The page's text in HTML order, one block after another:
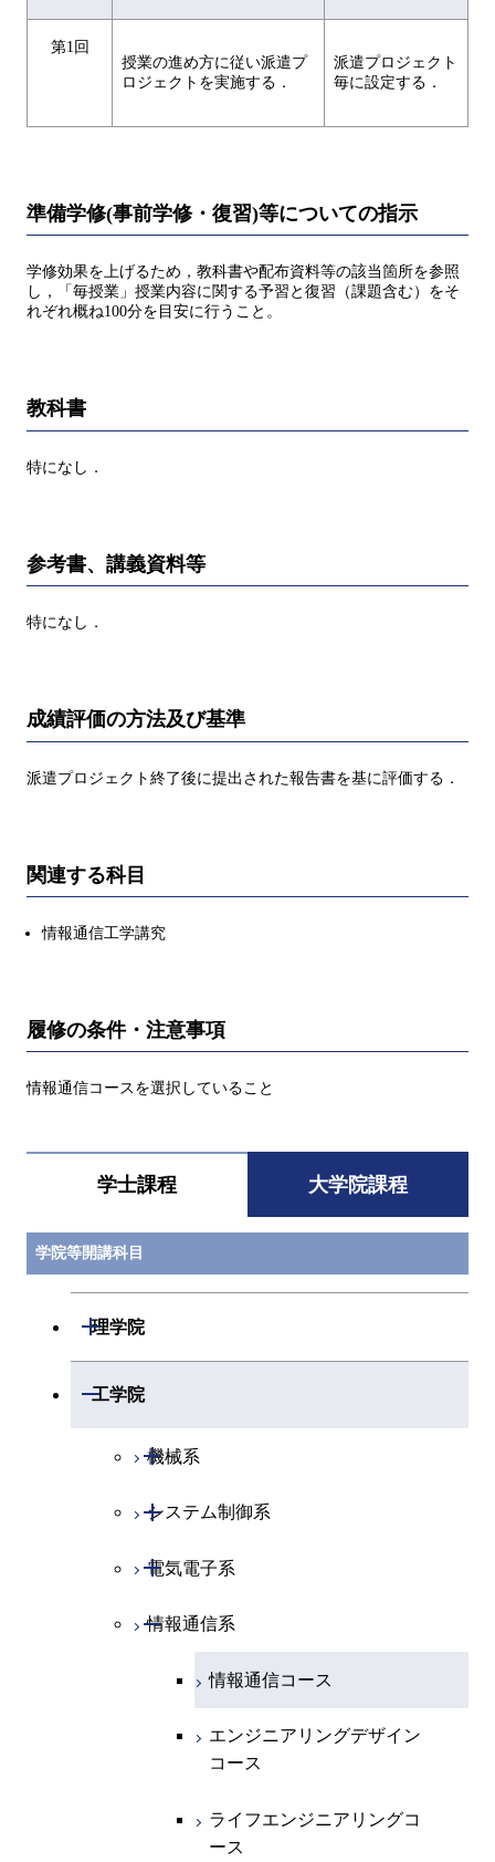
第1回
授業の進め方に従い派遣プ
ロジェクトを実施する．
派遣プロジェクト
毎に設定する．
準備学修(事前学修・復習)等についての指示
学修効果を上げるため，教科書や配布資料等の該当箇所を参照
し，「毎授業」授業内容に関する予習と復習（課題含む）をそ
れぞれ概ね100分を目安に行うこと。
教科書
特になし．
参考書、講義資料等
特になし．
成績評価の方法及び基準
派遣プロジェクト終了後に提出された報告書を基に評価する．
関連する科目
情報通信工学講究
履修の条件・注意事項
情報通信コースを選択していること
学士課程 大学院課程
学院等開講科目
理学院
開閉
物理学系
物理学コース
物質・情報卓越コース
化学系
化学コース
エネルギーコース
エネルギー・情報コース
物質・情報卓越コース
地球惑星科学系
地球惑星科学コース
地球生命コース
専門科目
工学院
開閉
機械系
開閉
機械コース
エネルギーコース
エネルギー・情報コース
エンジニアリングデザイン
ライフエンジニアリングコ
原子核工学コース
システム制御系
開閉
システム制御コース
エンジニアリングデザイン
電気電子系
開閉
電気電子コース
エネルギーコース
エネルギー・情報コース
ース
情報通信系
開閉
情報通信コース
エンジニアリングデザイン
コース
ライフエンジニアリングコ
ース